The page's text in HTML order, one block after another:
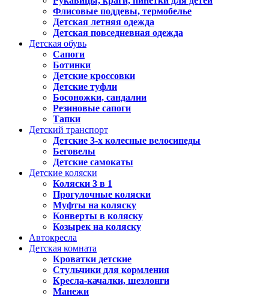
Флисовые поддевы, термобелье
Детская летняя одежда
Детская повседневная одежда
Детская обувь
Сапоги
Ботинки
Детские кроссовки
Детские туфли
Босоножки, сандалии
Резиновые сапоги
Тапки
Детский транспорт
Детские 3-х колесные велосипеды
Беговелы
Детские самокаты
Детские коляски
Коляски 3 в 1
Прогулочные коляски
Муфты на коляску
Конверты в коляску
Козырек на коляску
Автокресла
Детская комната
Кроватки детские
Стульчики для кормления
Кресла-качалки, шезлонги
Манежи